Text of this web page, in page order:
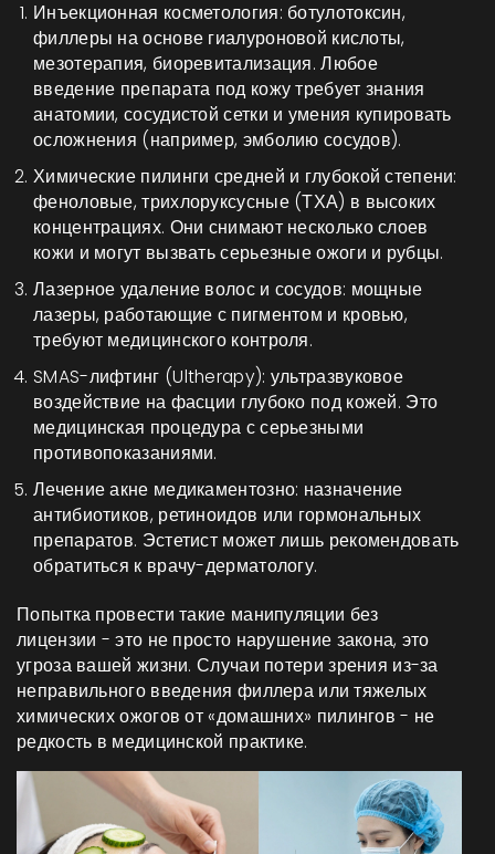
Инъекционная косметология: ботулотоксин,
филлеры на основе гиалуроновой кислоты,
мезотерапия, биоревитализация. Любое
введение препарата под кожу требует знания
анатомии, сосудистой сетки и умения купировать
осложнения (например, эмболию сосудов).
Химические пилинги средней и глубокой степени:
феноловые, трихлоруксусные (ТХА) в высоких
концентрациях. Они снимают несколько слоев
кожи и могут вызвать серьезные ожоги и рубцы.
Лазерное удаление волос и сосудов: мощные
лазеры, работающие с пигментом и кровью,
требуют медицинского контроля.
SMAS-лифтинг (Ultherapy): ультразвуковое
воздействие на фасции глубоко под кожей. Это
медицинская процедура с серьезными
противопоказаниями.
Лечение акне медикаментозно: назначение
антибиотиков, ретиноидов или гормональных
препаратов. Эстетист может лишь рекомендовать
обратиться к врачу-дерматологу.
Попытка провести такие манипуляции без
лицензии - это не просто нарушение закона, это
угроза вашей жизни. Случаи потери зрения из-за
неправильного введения филлера или тяжелых
химических ожогов от «домашних» пилингов - не
редкость в медицинской практике.